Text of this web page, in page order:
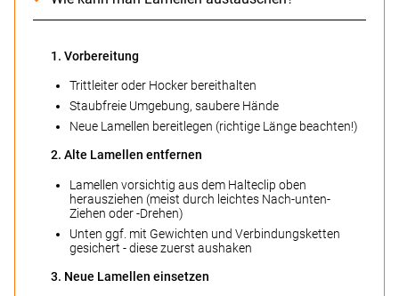
1. Vorbereitung
Trittleiter oder Hocker bereithalten
Staubfreie Umgebung, saubere Hände
Neue Lamellen bereitlegen (richtige Länge beachten!)
2. Alte Lamellen entfernen
Lamellen vorsichtig aus dem Halteclip oben
herausziehen (meist durch leichtes Nach-unten-
Ziehen oder -Drehen)
Unten ggf. mit Gewichten und Verbindungsketten
gesichert - diese zuerst aushaken
3. Neue Lamellen einsetzen